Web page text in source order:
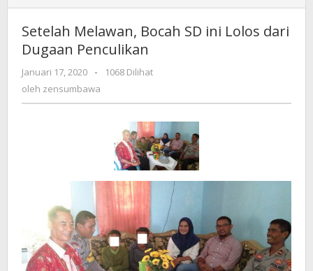
Melawan,
Bocah
SD
Setelah Melawan, Bocah SD ini Lolos dari
Dugaan Penculikan
Januari 17, 2020
oleh
zensumbawa
-
1068 Dilihat
oleh zensumbawa